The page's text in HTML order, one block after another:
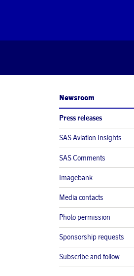
Newsroom
Press releases
SAS Aviation Insights
SAS Comments
Imagebank
Media contacts
Photo permission
Sponsorship requests
Subscribe and follow